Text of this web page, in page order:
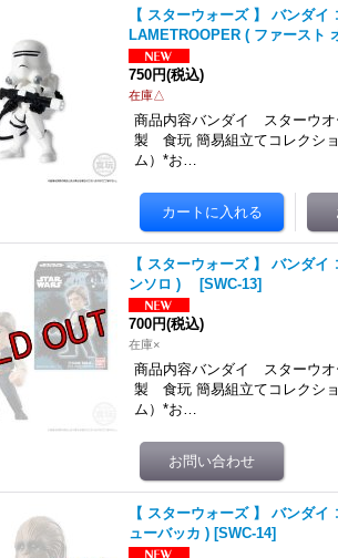
【 スターウォーズ 】 バンダ
LAMETROOPER ( ファースト
750円(税込)
在庫△
商品内容バンダイ スターウ
製 食玩 簡易組立てコレクシ
ム）*お…
【 スターウォーズ 】 バンダ
ンソロ )
[SWC-13]
700円(税込)
在庫×
商品内容バンダイ スターウ
製 食玩 簡易組立てコレクシ
ム）*お…
【 スターウォーズ 】 バンダ
ューバッカ ) [SWC-14]